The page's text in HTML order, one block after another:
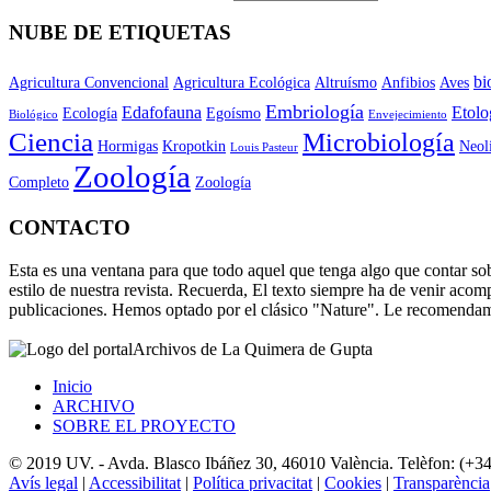
NUBE DE ETIQUETAS
Agricultura Convencional Agricultura Ecológica Altruísmo Anfibios Aves
Biológico Ecología Edafofauna Egoísmo Embriología Envejecimiento
Ciencia Hormigas Kropotkin Louis Pasteur Microbiología
Completo Zoología Zoología
CONTACTO
Esta es una ventana para que todo aquel que tenga algo que contar
estilo de nuestra revista. Recuerda, El texto siempre ha de venir
publicaciones. Hemos optado por el clásico "Nature". Le
Archivos de La Quimera de Gupta
Inicio
ARCHIVO
SOBRE EL PROYECTO
© 2019 UV. - Avda. Blasco Ibáñez 30, 46010 València. Telèfon:
Avís legal | Accessibilitat | Política privacitat | Cookies | Transparència